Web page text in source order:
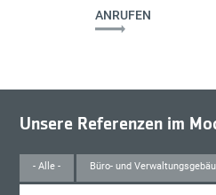
ANRUFEN
Unsere Referenzen im
- Alle - Büro- und